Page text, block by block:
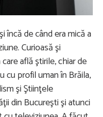
încă de când era mică a
Curioasă şi
află ştirile, chiar de
cu profil uman în Brăila,
şi Ştiinţele
din Bucureşti şi atunci